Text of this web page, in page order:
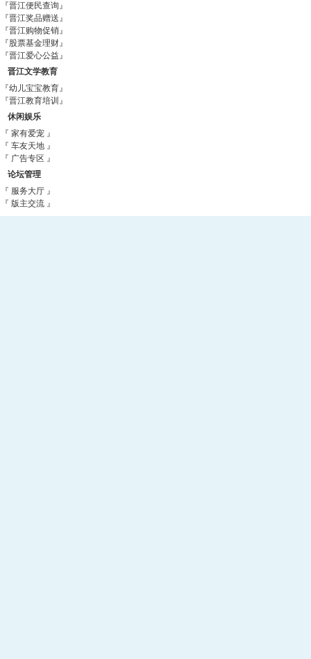
『晋江便民查询』
『晋江奖品赠送』
『晋江购物促销』
『股票基金理财』
『晋江爱心公益』
晋江文学教育
『幼儿宝宝教育』
『晋江教育培训』
休闲娱乐
『 家有爱宠 』
『 车友天地 』
『 广告专区 』
论坛管理
『 服务大厅 』
『 版主交流 』